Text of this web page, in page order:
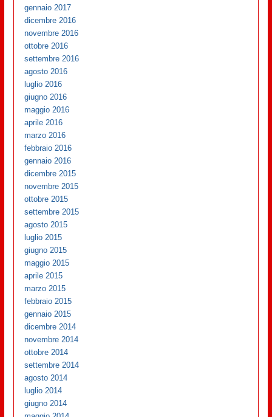
gennaio 2017
dicembre 2016
novembre 2016
ottobre 2016
settembre 2016
agosto 2016
luglio 2016
giugno 2016
maggio 2016
aprile 2016
marzo 2016
febbraio 2016
gennaio 2016
dicembre 2015
novembre 2015
ottobre 2015
settembre 2015
agosto 2015
luglio 2015
giugno 2015
maggio 2015
aprile 2015
marzo 2015
febbraio 2015
gennaio 2015
dicembre 2014
novembre 2014
ottobre 2014
settembre 2014
agosto 2014
luglio 2014
giugno 2014